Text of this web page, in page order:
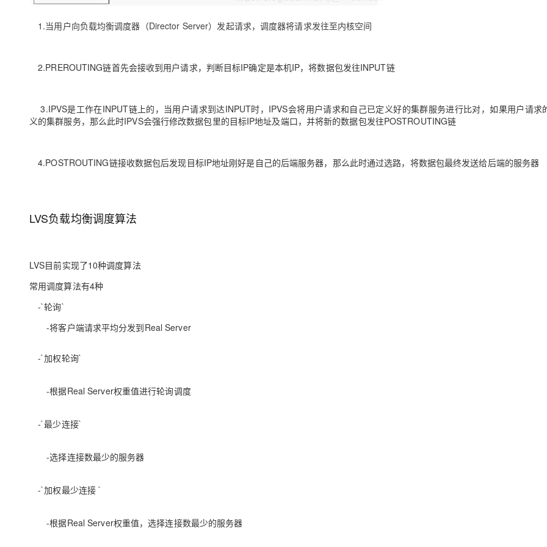
1.当用户向负载均衡调度器（Director Server）发起请求，调度器将请求发往至内核空间
2.PREROUTING链首先会接收到用户请求，判断目标IP确定是本机IP，将数据包发往INPUT链
3.IPVS是工作在INPUT链上的，当用户请求到达INPUT时，IPVS会将用户请求和自己已定义好的集群服务进行比对，如果用户请求
义的集群服务，那么此时IPVS会强行修改数据包里的目标IP地址及端口，并将新的数据包发往POSTROUTING链
4.POSTROUTING链接收数据包后发现目标IP地址刚好是自己的后端服务器，那么此时通过选路，将数据包最终发送给后端的服务器
LVS负载均衡调度算法
LVS目前实现了10种调度算法
常用调度算法有4种
-`轮询`
-将客户端请求平均分发到Real Server
-`加权轮询`
-根据Real Server权重值进行轮询调度
-`最少连接`
-选择连接数最少的服务器
-`加权最少连接 `
-根据Real Server权重值，选择连接数最少的服务器